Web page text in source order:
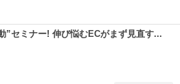
”セミナー! 伸び悩むECがまず見直す...